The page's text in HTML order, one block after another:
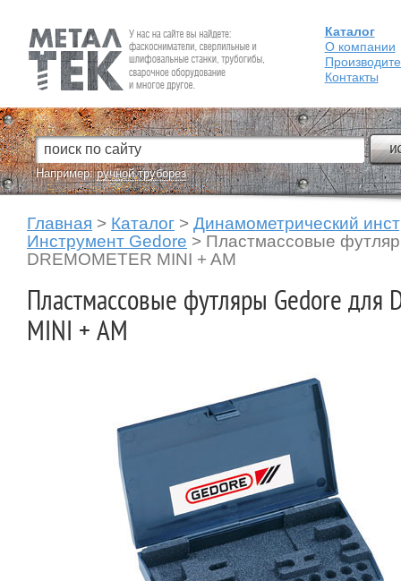
Fein — Профессиональный электроинструмент для обработки
металла.
Каталог
О компании
Контакты
Например:ручной труборез
Главная > Каталог > Динамометрический
Инструмент Gedore > Пластмассовые
DREMOMETER MINI + AM
Пластмассовые футляры Gedore для
MINI + AM